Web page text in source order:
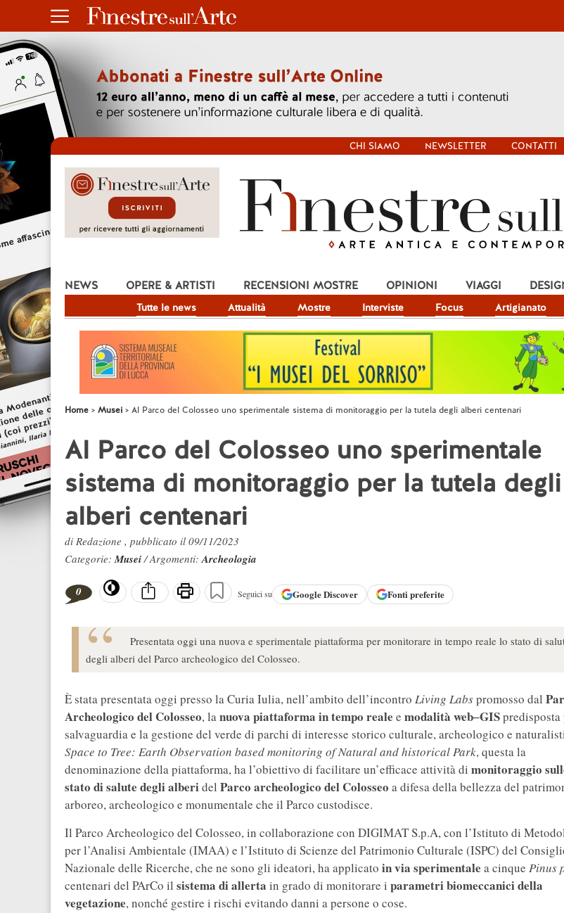
CHI SIAMO NEWSLETTER CONTATTI
NEWS
Tutte le news Attualità Mostre Interviste Focus Artigianato
OPERE & ARTISTI RECENSIONI MOSTRE OPINIONI VIAGGI
Home Musei Al Parco del Colosseo uno sperimentale sistema di monitoraggio per la tutela degli alberi centenari
Al Parco del Colosseo uno sperimentale
sistema di monitoraggio per la tutela degli
alberi centenari
di Redazione , pubblicato il 09/11/2023
Categorie:Musei/ Argomenti:Archeologia
0 Seguici su GoogleDiscover Fonti preferite
Presentata oggi una nuova e sperimentale piattaforma per monitorare in tempo reale lo stato di
degli alberi del Parco archeologico del Colosseo.
È stata presentata oggi presso la Curia Iulia, nell’ambito dell’incontro Living Labspromosso dal
Archeologico del Colosseo, lanuova piattaforma in tempo reale e modalità web‒GISpredisposta
salvaguardia e la gestione del verde di parchi di interesse storico culturale, archeologico e
Space to Tree: Earth Observation based monitoring of Natural and historical Park, questa la
denominazione della piattaforma, ha l’obiettivo di facilitare un’efficace attività di monitoraggio
stato di salute degli alberidel Parco archeologico del Colosseo a difesa della bellezza del
arboreo, archeologico e monumentale che il Parco custodisce.
Il Parco Archeologico del Colosseo, in collaborazione con DIGIMAT S.p.A, con l’Istituto di
per l’Analisi Ambientale (IMAA) e l’Istituto di Scienze del Patrimonio Culturale (ISPC) del
Nazionale delle Ricerche, che ne sono gli ideatori, ha applicato in via sperimentale a cinque Pinus
centenari del PArCo il sistema di allerta in grado di monitorare i parametri biomeccanici della
vegetazione, nonché gestire i rischi evitando danni a persone o cose.